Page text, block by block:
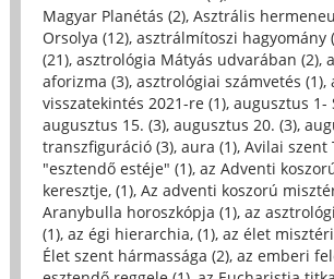
Magyar Planétás (2), Asztrális
Orsolya (12), asztrálmítoszi hagyomány
(21), asztrológia Mátyás udvarában (2),
aforizma (3), asztrológiai számvetés (1),
visszatekintés 2021-re (1), augusztus 1-
augusztus 15. (3), augusztus 20. (3),
transzfiguráció (3), aura (1), Avilai szent
"esztendő estéje" (1), az Adventi
keresztje, (1), Az adventi koszorú
Aranybulla horoszkópja (1), az
(1), az égi hierarchia, (1), az élet
Élet szent hármassága (2), az emberi